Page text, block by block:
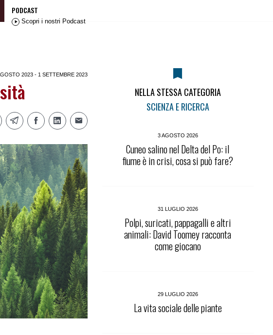
PODCAST
Scopri i nostri Podcast
2023 - 1 SETTEMBRE 2023
NELLA STESSA CATEGORIA
SCIENZA E RICERCA
3 AGOSTO 2026
Cuneo salino nel Delta del Po: il
fiume è in crisi, cosa si può fare?
31 LUGLIO 2026
Polpi, suricati, pappagalli e altri
animali: David Toomey racconta
come giocano
29 LUGLIO 2026
La vita sociale delle piante